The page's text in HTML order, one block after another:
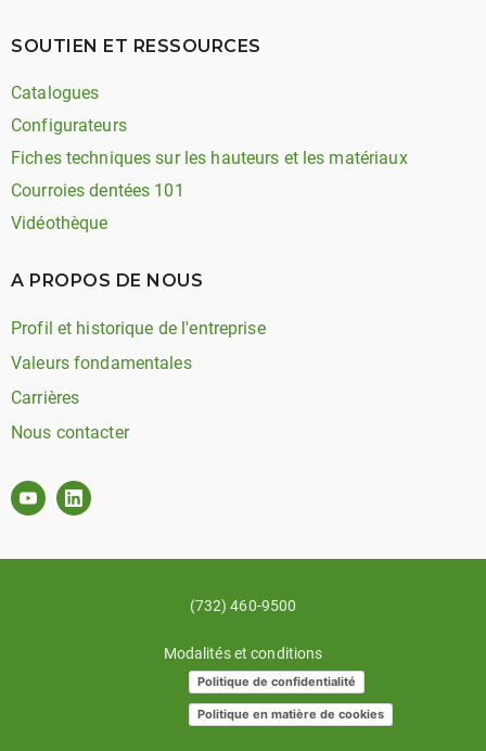
SOUTIEN ET RESSOURCES
Catalogues
Configurateurs
Fiches techniques sur les hauteurs et les matériaux
Courroies dentées 101
Vidéothèque
A PROPOS DE NOUS
Profil et historique de l'entreprise
Valeurs fondamentales
Carrières
Nous contacter
(732) 460-9500
Modalités et conditions
Politique de confidentialité
Politique en matière de cookies